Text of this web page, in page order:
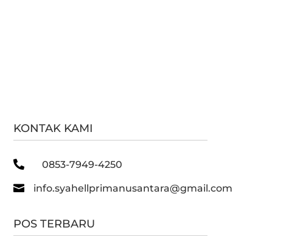
KONTAK KAMI
 0853-7949-4250
 info.syahellprimanusantara@gmail.com
POS TERBARU